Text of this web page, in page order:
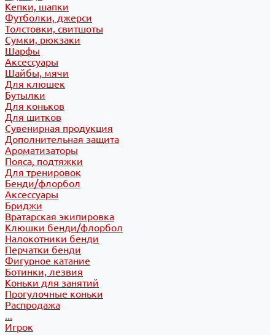
Кепки, шапки
Футболки, джерси
Толстовки, свитшоты
Сумки, рюкзаки
Шарфы
Аксессуары
Шайбы, мячи
Для клюшек
Бутылки
Для коньков
Для щитков
Сувенирная продукция
Дополнительная защита
Ароматизаторы
Пояса, подтяжки
Для тренировок
Бенди/флорбол
Аксессуары
Бриджи
Вратарская экипировка
Клюшки бенди/флорбол
Налокотники бенди
Перчатки бенди
Фигурное катание
Ботинки, лезвия
Коньки для занятий
Прогулочные коньки
Распродажа
...
Игрок